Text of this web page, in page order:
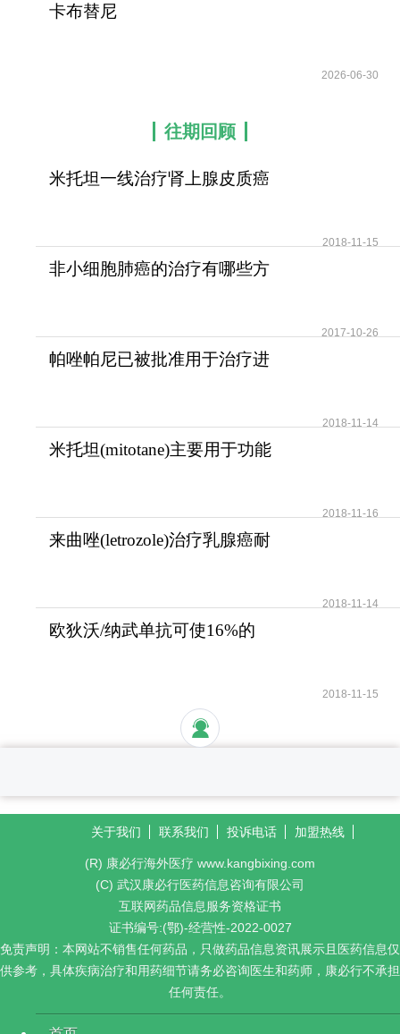
卡布替尼
2026-06-30
往期回顾
米托坦一线治疗肾上腺皮质癌
2018-11-15
非小细胞肺癌的治疗有哪些方
2017-10-26
帕唑帕尼已被批准用于治疗进
2018-11-14
米托坦(mitotane)主要用于功能
2018-11-16
来曲唑(letrozole)治疗乳腺癌耐
2018-11-14
欧狄沃/纳武单抗可使16%的
2018-11-15
关于我们 联系我们 投诉电话 加盟热线
(R) 康必行海外医疗 www.kangbixing.com
(C) 武汉康必行医药信息咨询有限公司
互联网药品信息服务资格证书
证书编号:(鄂)-经营性-2022-0027
免责声明：本网站不销售任何药品，只做药品信息资讯展示且医药信息仅
供参考，具体疾病治疗和用药细节请务必咨询医生和药师，康必行不承担
任何责任。